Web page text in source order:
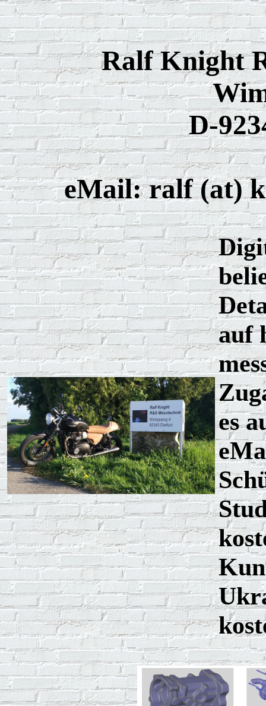
Ralf Knight
D-
eMail: ralf (at)
auf
es